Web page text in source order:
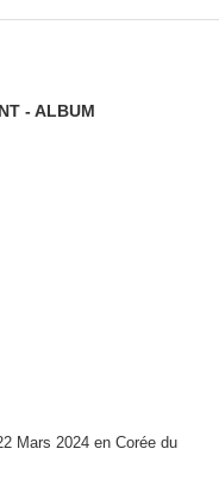
- ALBUM
Mars 2024 en Corée du